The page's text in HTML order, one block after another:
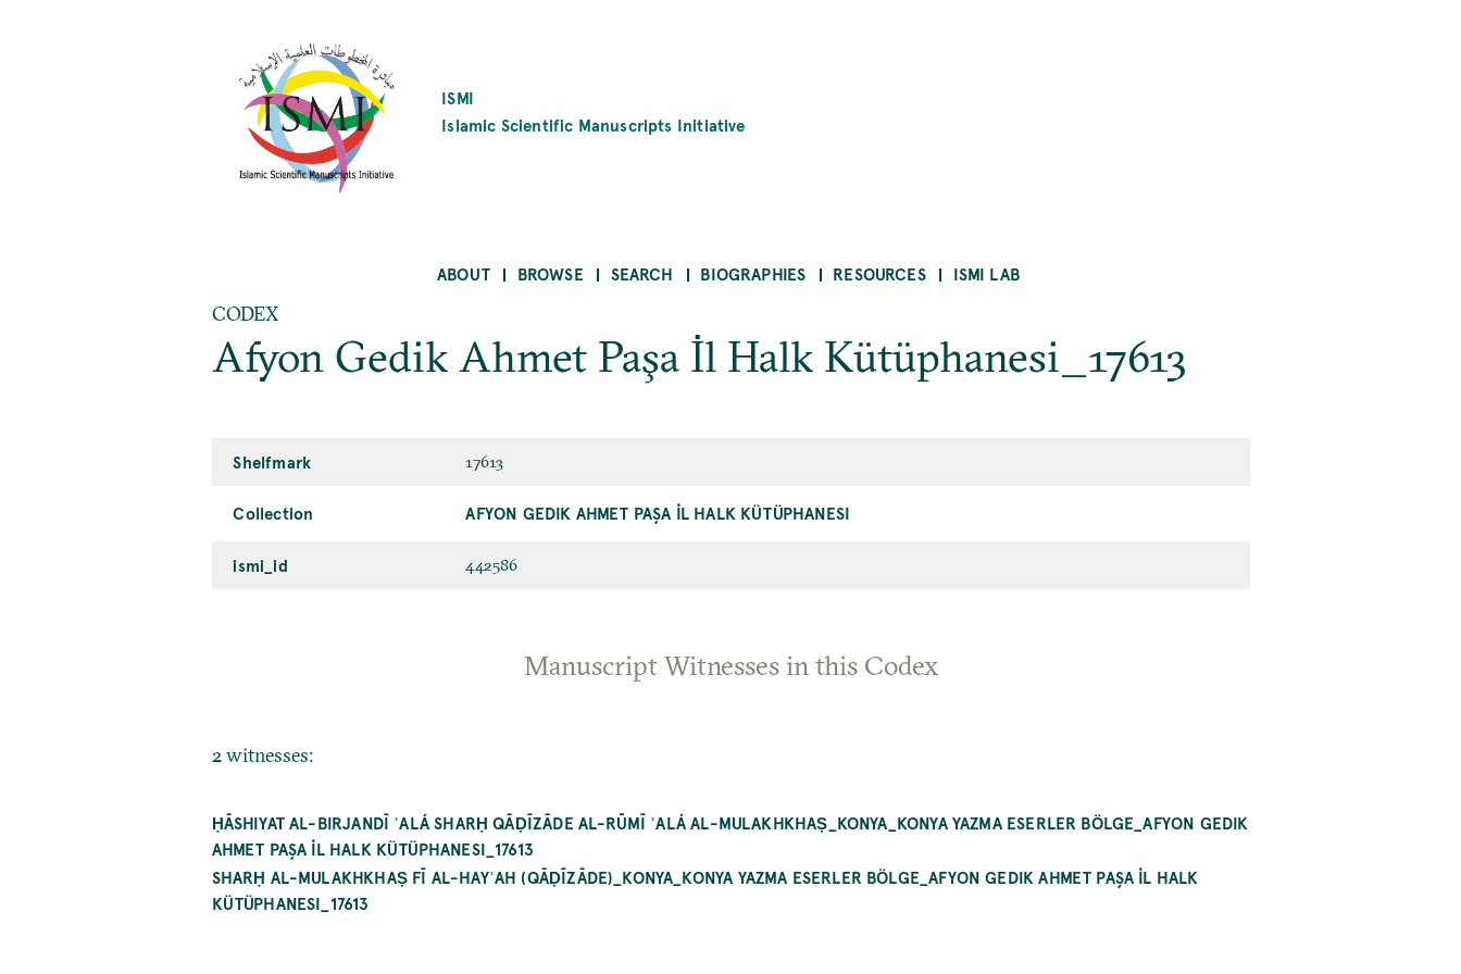
ISMI
Islamic Scientific Manuscripts Initiative
ABOUT BROWSE SEARCH BIOGRAPHIES RESOURCES ISMI LAB
CODEX
Afyon Gedik Ahmet Paşa İl Halk Kütüphanesi_17613
Shelfmark 17613
Collection AFYON GEDIK AHMET PAŞA İL HALK KÜTÜPHANESI
ismi_id 442586
Manuscript Witnesses in this Codex
2 witnesses:
ḤĀSHIYAT AL-BIRJANDĪ ʿALÁ SHARḤ QĀḌĪZĀDE AL-RŪMĪ ʿALÁ AL-MULAKHKHAṢ_KONYA_KONYA YAZMA ESERLER BÖLGE_AFYON GEDIK
AHMET PAŞA İL HALK KÜTÜPHANESI_17613
SHARḤ AL-MULAKHKHAṢ FĪ AL-HAYʾAH (QĀḌĪZĀDE)_KONYA_KONYA YAZMA ESERLER BÖLGE_AFYON GEDIK AHMET PAŞA İL HALK
KÜTÜPHANESI_17613